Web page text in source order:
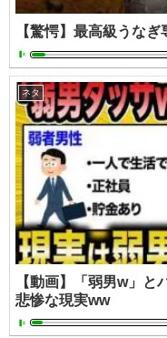
【驚愕】最高級うな
ネタ
【動画】「弱男w」
悲惨な現実ww